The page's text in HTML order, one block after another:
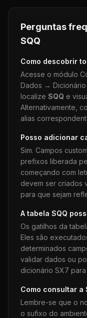
Perguntas
SQQ
Como descobrir
Acesse o módulo
Dados →
localize SQQ e
Alternativamente,
alias
Posso adicionar
Sim. Campos
prefixos liberada
começando com
devem ser criados
para que sejam
A tabela SQQ
Os gatilhos da
Eles são
determinados
validar dados ou
dicionário SX7
Como consultar a
Lembre-se que o
o sufixo do